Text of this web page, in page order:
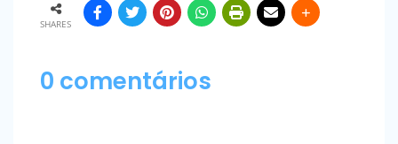
SHARES
0 comentários